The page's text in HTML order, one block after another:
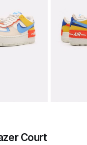
Court